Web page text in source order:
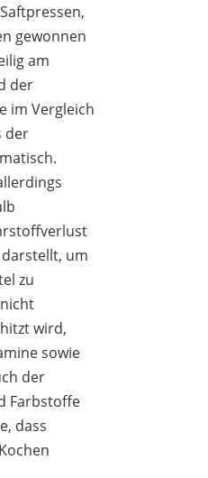
gewonnen
am
der
im Vergleich
der
um
zu
wird,
sowie
der
Farbstoffe
dass